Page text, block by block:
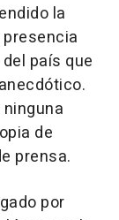
la
país que
de
prensa.
por